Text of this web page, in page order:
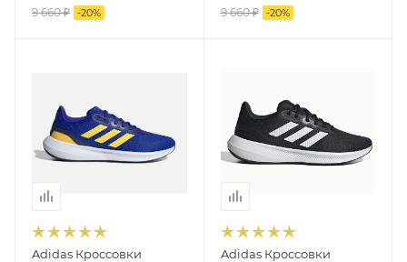
9 660 ₽ -20% 9 660 ₽ -20%
Adidas Кроссовки
Adidas Кроссовки